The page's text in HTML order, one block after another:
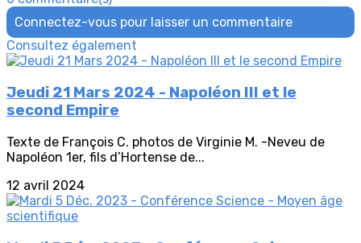
Connectez-vous pour laisser un commentaire
Consultez également
Jeudi 21 Mars 2024 - Napoléon III et le
second Empire
Texte de François C. photos de Virginie M. -Neveu de
Napoléon 1er, fils d’Hortense de...
12 avril 2024